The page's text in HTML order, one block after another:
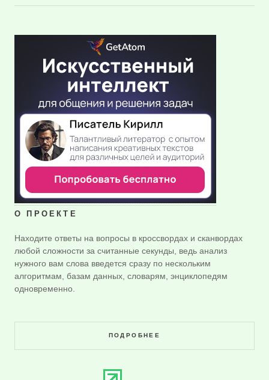
О ПРОЕКТЕ
Находите ответы на вопросы в кроссвордах и сканвордах
любой сложности за считанные секунды, ведь анализ
нужного вам слова введется сразу по нескольким
алгоритмам, базам данных, словарям, энциклопедям
одновременно.
ПОДРОБНЕЕ